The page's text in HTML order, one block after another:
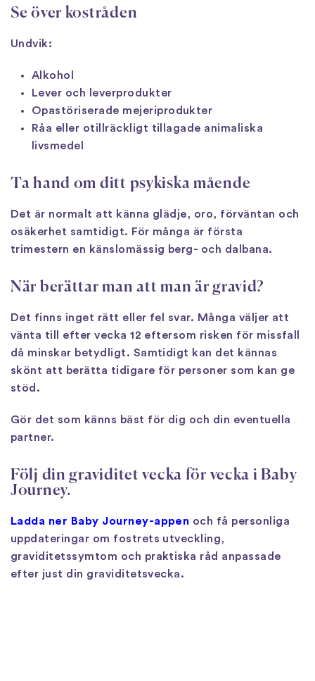
Se över kostråden
Undvik:
Alkohol
Lever och leverprodukter
Opastöriserade mejeriprodukter
Råa eller otillräckligt tillagade animaliska
livsmedel
Ta hand om ditt psykiska mående
Det är normalt att känna glädje, oro, förväntan och
osäkerhet samtidigt. För många är första
trimestern en känslomässig berg- och dalbana.
När berättar man att man är gravid?
Det finns inget rätt eller fel svar. Många väljer att
vänta till efter vecka 12 eftersom risken för missfall
då minskar betydligt. Samtidigt kan det kännas
skönt att berätta tidigare för personer som kan ge
stöd.
Gör det som känns bäst för dig och din eventuella
partner.
Följ din graviditet vecka för vecka i Baby
Journey.
Ladda ner Baby Journey-appen och få personliga
uppdateringar om fostrets utveckling,
graviditetssymtom och praktiska råd anpassade
efter just din graviditetsvecka.